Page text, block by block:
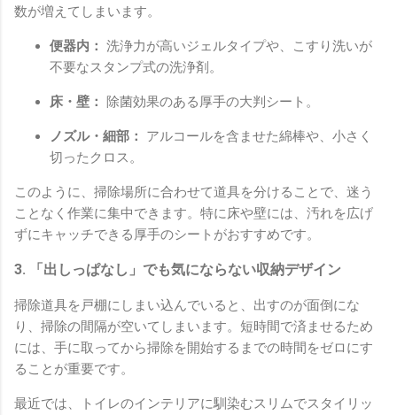
数が増えてしまいます。
便器内： 洗浄力が高いジェルタイプや、こすり洗いが
不要なスタンプ式の洗浄剤。
床・壁： 除菌効果のある厚手の大判シート。
ノズル・細部：
アルコールを含ませた綿棒や、小さく
切ったクロス。
このように、掃除場所に合わせて道具を分けることで、迷う
ことなく作業に集中できます。特に床や壁には、汚れを広げ
ずにキャッチできる厚手のシートがおすすめです。
3. 「出しっぱなし」でも気にならない収納デザイン
掃除道具を戸棚にしまい込んでいると、出すのが面倒にな
り、掃除の間隔が空いてしまいます。短時間で済ませるため
には、手に取ってから掃除を開始するまでの時間をゼロにす
ることが重要です。
最近では、トイレのインテリアに馴染むスリムでスタイリッ